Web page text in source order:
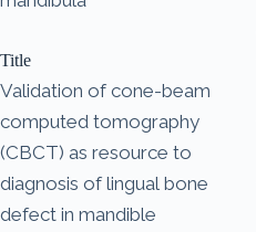
Title
Validation of cone-beam
computed tomography
(CBCT) as resource to
diagnosis of lingual bone
defect in mandible